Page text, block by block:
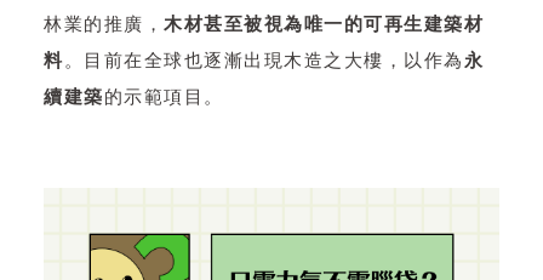
林業的推廣， 木材甚至被視為唯一的可再生建築材
料 。目前在全球也逐漸出現木造之大樓，以作為 永
續建築的示範項目。